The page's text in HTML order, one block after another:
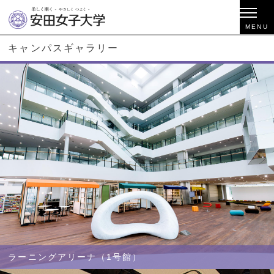
キャンパスギャラリー
ラーニングアリーナ（1号館）